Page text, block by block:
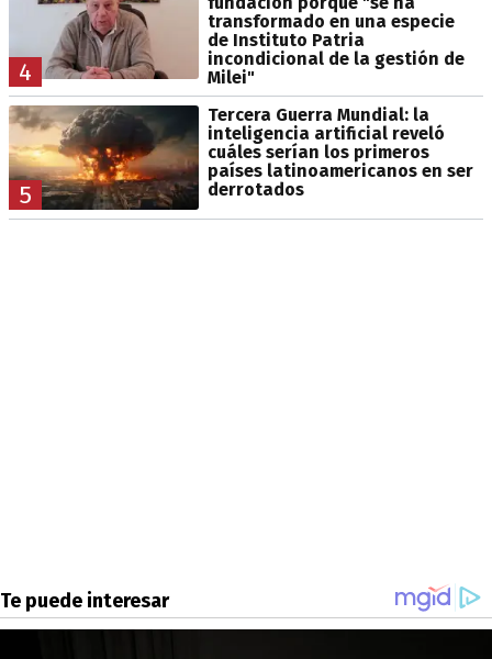
4
transformado en una especie
de Instituto Patria
incondicional de la gestión de
Milei"
5
Tercera Guerra Mundial: la
inteligencia artificial reveló
cuáles serían los primeros
países latinoamericanos en ser
derrotados